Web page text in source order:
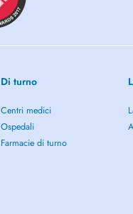
Di turno
Centri medici
Ospedali
Farmacie di turno